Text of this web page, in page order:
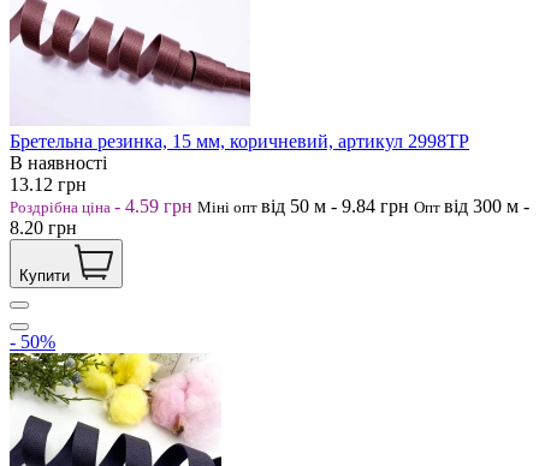
Бретельна резинка, 15 мм, коричневий, артикул 2998ТР
В наявності
13.12 грн
Роздрібна ціна - 4.59 грн Міні опт від 50 м - 9.84 грн Опт від 300 м -
8.20 грн
Купити
- 50%